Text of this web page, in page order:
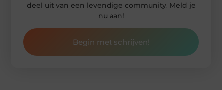
deel uit van een levendige community. Meld je
nu aan!
Begin met schrijven!